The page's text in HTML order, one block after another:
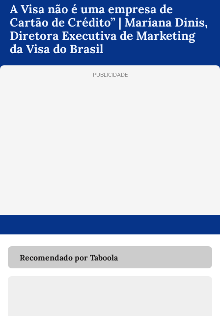
A Visa não é uma empresa de
Cartão de Crédito” | Mariana Dinis,
Diretora Executiva de Marketing
da Visa do Brasil
PUBLICIDADE
Recomendado por Taboola